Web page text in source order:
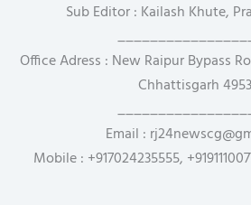
Sub Editor : Kailash Khute,
Office Adress : New Raipur Bypass
Chhattisgarh
Email :
Mobile : +917024235555,